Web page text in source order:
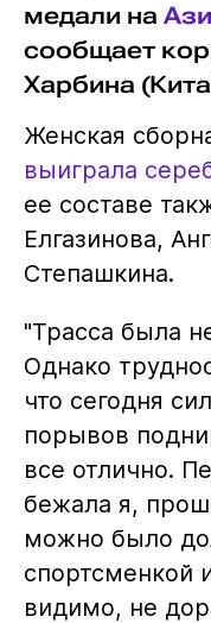
медали на
сообщает
Харбина
Женская
выиграла
ее составе
Елгазинова,
Степашкина.
"Трасса была
Однако
что сегодня
порывов
все отлично.
бежала я,
можно было
спортсменкой
видимо, не